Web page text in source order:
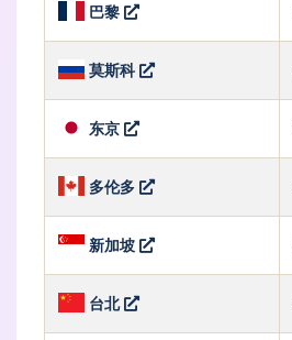
巴黎
莫斯科
东京
多伦多
新加坡
台北